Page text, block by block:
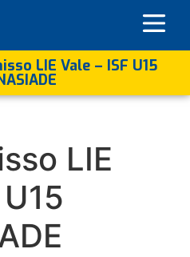
ferramentas
LIE Vale – ISF U15
LIE